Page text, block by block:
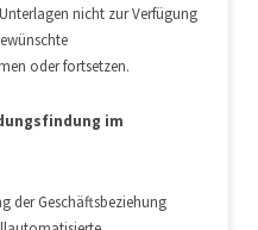
nicht zur Verfügung
oder fortsetzen.
im
der Geschäftsbeziehung